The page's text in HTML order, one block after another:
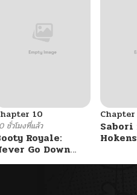
10
ชั่วโมงที่แล้ว
Royale:
Go Down
A Fight!
Chapter
Sabori